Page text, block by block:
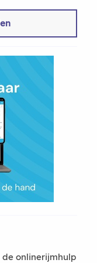
de onlinerijmhulp